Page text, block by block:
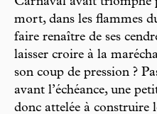
mort, dans les flammes
faire renaître de ses
laisser croire à la
son coup de pression ?
avant l’échéance, une
donc attelée à construire